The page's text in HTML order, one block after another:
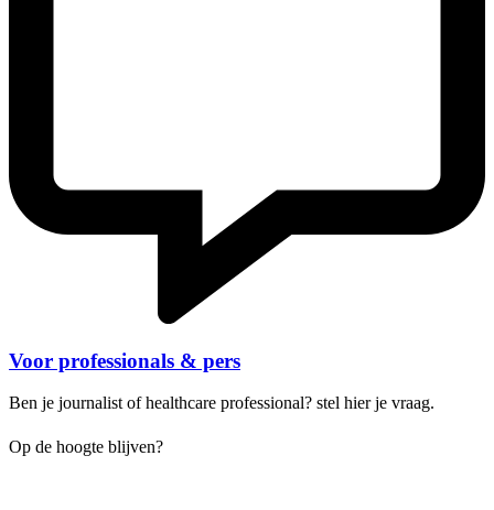
Voor professionals & pers
Ben je journalist of healthcare professional? stel hier je vraag.
Op de hoogte blijven?